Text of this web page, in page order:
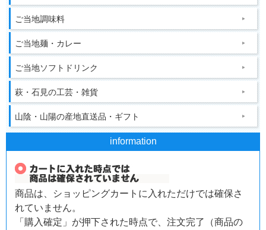
ご当地調味料
ご当地麺・カレー
ご当地ソフトドリンク
萩・石見の工芸・雑貨
山陰・山陽の産地直送品・ギフト
information
商品は、ショッピングカートに入れただけでは確保さ
れていません。
「購入確定」が押下された時点で、注文完了（商品の